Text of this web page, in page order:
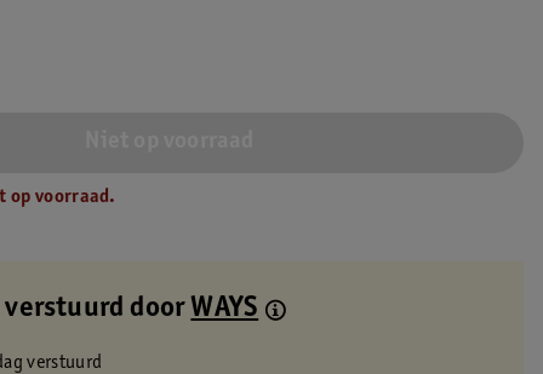
op voorraad.
verstuurd door WAYS
verstuurd